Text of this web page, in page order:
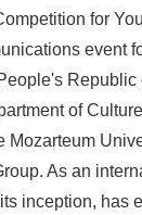
for
event
of
Mozarteum
As an
inception, has
English